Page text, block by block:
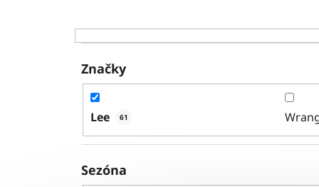
Značky
Lee 61
Sezóna